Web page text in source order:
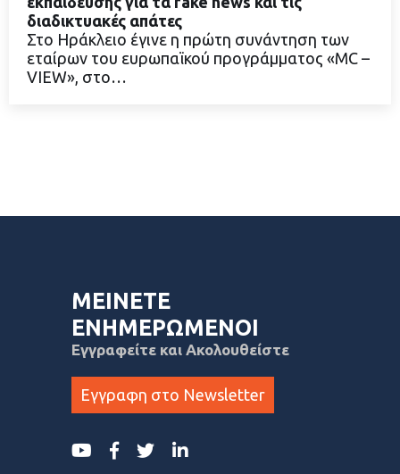
ΔΙΑΒΑΣΤΕ ΠΕΡΙΣΣΟΤΕΡΑ
διαδικτυακές απάτες
Στο Ηράκλειο έγινε η πρώτη συνάντηση των
εταίρων του ευρωπαϊκού προγράμματος «MC –
VIEW», στο…
ΜΕΙΝΕΤΕ
ΕΝΗΜΕΡΩΜΕΝΟΙ
Εγγραφείτε και Ακολουθείστε
Εγγραφη στο Newsletter